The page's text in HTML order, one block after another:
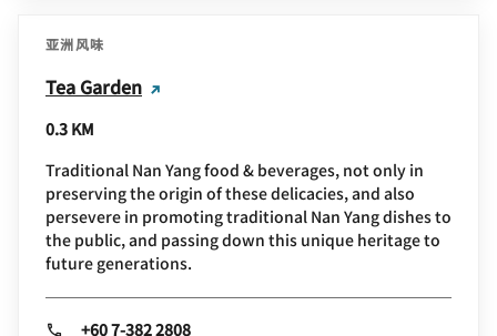
亚洲风味
Tea Garden
0.3 KM
Traditional Nan Yang food & beverages, not only in
preserving the origin of these delicacies, and also
persevere in promoting traditional Nan Yang dishes to
the public, and passing down this unique heritage to
future generations.
+60 7-382 2808